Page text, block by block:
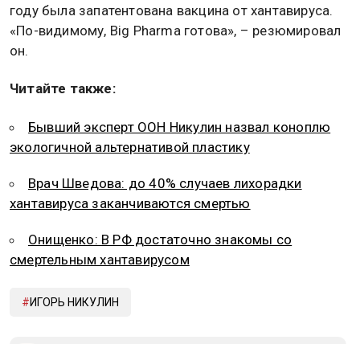
году была запатентована вакцина от хантавируса.
«По-видимому, Big Pharma готова», – резюмировал
он.
Читайте также:
Бывший эксперт ООН Никулин назвал коноплю
экологичной альтернативой пластику
Врач Шведова: до 40% случаев лихорадки
хантавируса заканчиваются смертью
Онищенко: В РФ достаточно знакомы со
смертельным хантавирусом
ИГОРЬ НИКУЛИН